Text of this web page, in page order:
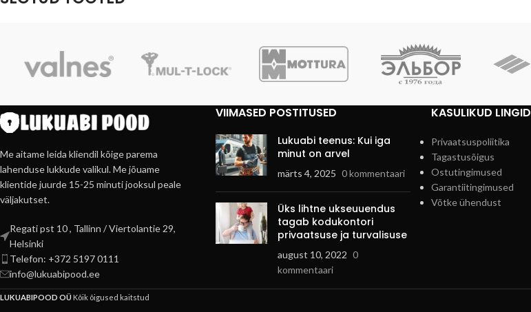
Me aitame leida kliendil kõige parema
lahenduse lukkude valikul. Me jõuame
klientide juurde 15-25 minuti jooksul peale
väljakutset.
Regati pst 10 , Tallinn / Viertolantie 29,
Helsinki
Telefon: +372 5197 0111
info@lukuabipood.ee
VIIMASED POSTITUSED
Lukuabi teenus: Kui iga
minut on arvel
märts 4, 2025 0 kommentaari
Üks lihtne ukseuuendus
tagab kodukontori
privaatsuse ja turvalisuse
august 10, 2022 0
kommentaari
KASULIKUD LINGID
Privaatsuspoliitika
Tagastusõigus
Ostutingimused
Garantiitingimused
Võtke ühendust
LUKUABIPOOD OÜ Kõik õigused kaitstud